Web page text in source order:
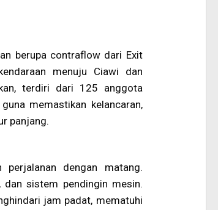
berupa contraflow dari Exit
menuju Ciawi dan
terdiri dari 125 anggota
memastikan kelancaran,
panjang.
perjalanan dengan matang.
dan sistem pendingin mesin.
jam padat, mematuhi